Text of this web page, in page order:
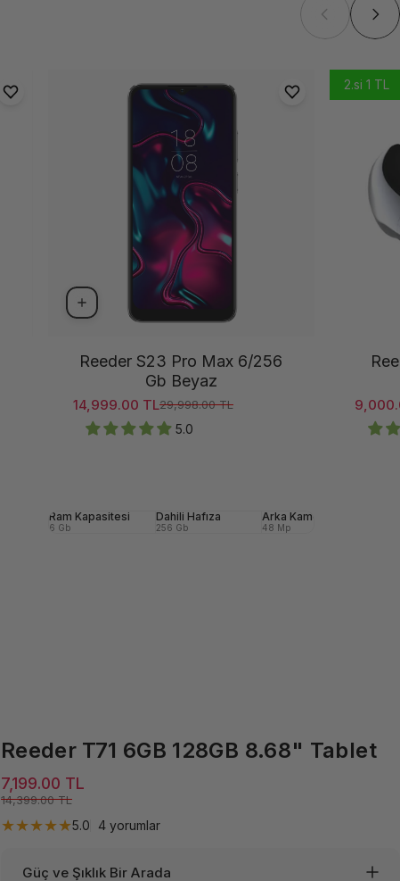
Reeder S23 Pro Max 6/256
Gb Beyaz
Satış ücreti
14,999.00 TL
Normal fiyat 29,998.00 TL
5.0
Ram Kapasitesi
6 Gb
Dahili Hafıza
256 Gb
Arka Kamera
48 Mp
2.si 1 TL
Satış
Reeder T71 6GB 128GB 8.68" Tablet
Satış ücreti
7,199.00 TLNormal fiyat
14,399.00 TL
5.0 4 yorumlar4 toplam incelemeler
Güç ve Şıklık Bir Arada